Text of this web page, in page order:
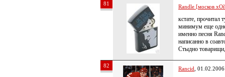
81 Randle [москов
кстате, прочитал
минимум еще
именно песня
написанно в
Стыдно
82 Rancid ,